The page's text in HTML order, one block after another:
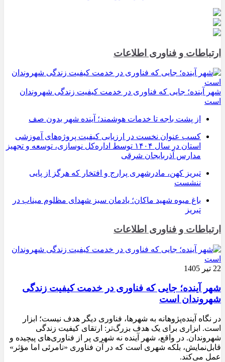
ارتباطات و فناوری اطلاعات
شهر آینده؛ جایی که فناوری در خدمت کیفیت زندگی شهروندان
است
از پشت باجه تا خدمات هوشمند؛ آینده شهر بدون صف
کسب عنوان نخست در ارزیابی کیفیت پروژه‌های آموزشی
استان در سال ۱۴۰۴ توسط اداره‌کل نوسازی، توسعه و تجهیز
مدارس آذربایجان شرقی
تبریز کهن، مادرشهری پرارج و افتخار که هرگز از پایی
ننشست
باغ میوه شهید ماکان؛ یادمان سبز شهدای مظلوم میناب در
تبریز
ارتباطات و فناوری اطلاعات
22 تیر 1405
شهر آینده؛ جایی که فناوری در خدمت کیفیت زندگی
شهروندان است
در نگاه آینده‌پژوهانه به شهرها، فناوری دیگر هدف نیست؛ ابزار
است. ابزاری برای یک هدف بزرگ‌تر: ارتقای کیفیت زندگی
شهروندان. در واقع، شهر آینده نه شهری پر از فناوری‌های پیچیده و
قابل‌نمایش، بلکه شهری است که در آن فناوری «نامرئی اما مؤثر»
عمل می‌کند.